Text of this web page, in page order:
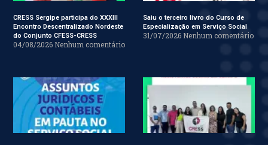
CRESS Sergipe participa do XXXIII
Encontro Descentralizado Nordeste
do Conjunto CFESS-CRESS
04/08/2026 Nenhum comentário
Saiu o terceiro livro do Curso de
Especialização em Serviço Social
31/07/2026 Nenhum comentário